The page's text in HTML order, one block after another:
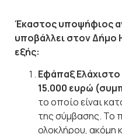
Έκαστος υποψήφιος
υποβάλλει στον
εξής:
Εφάπαξ Ελάχιστο
15.000 ευρώ
το οποίο είναι
της σύμβασης. Το
ολοκλήρου, ακόμη